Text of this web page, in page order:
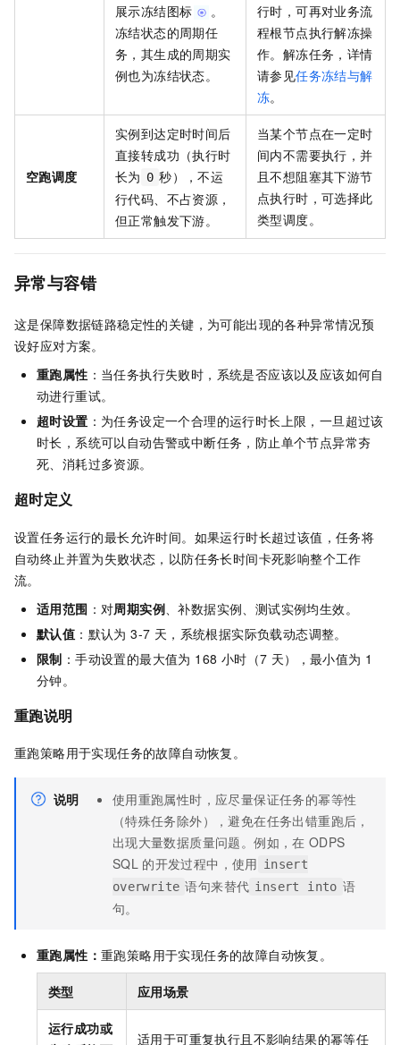
展示冻结图标
。
冻结状态的周期任
务，其生成的周期实
例也为冻结状态。
行时，可再对业务流
程根节点执行解冻操
作。解冻任务，详情
请参见任务冻结与解
冻。
空跑调度
实例到达定时时间后
直接转成功（执行时
长为 0 秒），不运
行代码、不占资源，
但正常触发下游。
当某个节点在一定时
间内不需要执行，并
且不想阻塞其下游节
点执行时，可选择此
类型调度。
异常与容错
这是保障数据链路稳定性的关键，为可能出现的各种异常情况预
设好应对方案。
重跑属性 ：当任务执行失败时，系统是否应该以及应该如何自
动进行重试。
超时设置 ：为任务设定一个合理的运行时长上限，一旦超过该
时长，系统可以自动告警或中断任务，防止单个节点异常夯
死、消耗过多资源。
超时定义
设置任务运行的最长允许时间。如果运行时长超过该值，任务将
自动终止并置为失败状态，以防任务长时间卡死影响整个工作
流。
适用范围 ：对周期实例 、补数据实例、测试实例均生效。
默认值 ：默认为 3-7 天，系统根据实际负载动态调整。
限制 ：手动设置的最大值为 168 小时（7 天），最小值为 1
分钟。
重跑说明
重跑策略用于实现任务的故障自动恢复。
说明
使用重跑属性时，应尽量保证任务的幂等性
（特殊任务除外），避免在任务出错重跑后，
出现大量数据质量问题。例如，在 ODPS
SQL 的开发过程中，使用 insert
overwrite 语句来替代 insert into 语
句。
重跑属性： 重跑策略用于实现任务的故障自动恢复。
类型 应用场景
运行成功或
适用于可重复执行且不影响结果的幂等任